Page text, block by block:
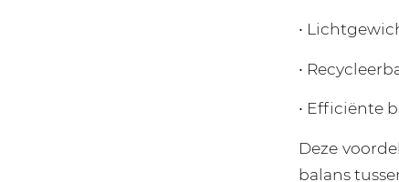
•
•
• Efficiënte
Deze
balans